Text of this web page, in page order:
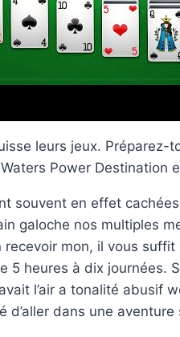
leurs jeux. Préparez-
Power Destination
souvent en effet
galoche nos multiples
recevoir mon, il vous
5 heures à dix journées.
l’air a tonalité abusif
d’aller dans une